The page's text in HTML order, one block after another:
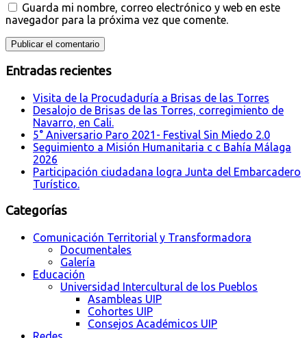
Guarda mi nombre, correo electrónico y web en este
navegador para la próxima vez que comente.
Entradas recientes
Visita de la Procudaduría a Brisas de las Torres
Desalojo de Brisas de las Torres, corregimiento de
Navarro, en Cali.
5° Aniversario Paro 2021- Festival Sin Miedo 2.0
Seguimiento a Misión Humanitaria c c Bahía Málaga
2026
Participación ciudadana logra Junta del Embarcadero
Turístico.
Categorías
Comunicación Territorial y Transformadora
Documentales
Galería
Educación
Universidad Intercultural de los Pueblos
Asambleas UIP
Cohortes UIP
Consejos Académicos UIP